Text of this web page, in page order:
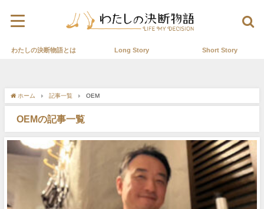
わたしの決断物語とは Long Story Short Story
ホーム 記事一覧 OEM
OEMの記事一覧